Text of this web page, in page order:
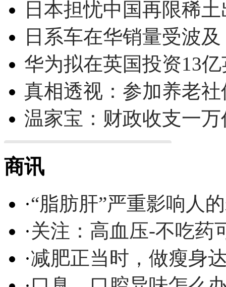
日本担忧中国再限稀
日系车在华销量受波
华为拟在英国投资13
真相透视：参加养老
温家宝：财政收支一
商讯
·“脂肪肝”严重影响人
·关注：高血压-不吃药
·减肥正当时，做瘦身